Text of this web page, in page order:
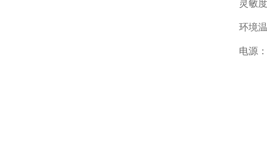
灵敏
环境
电源